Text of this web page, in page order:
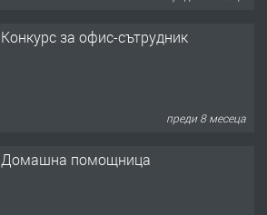
Конкурс за офис-сътрудник
преди 8 месеца
Домашна помощница